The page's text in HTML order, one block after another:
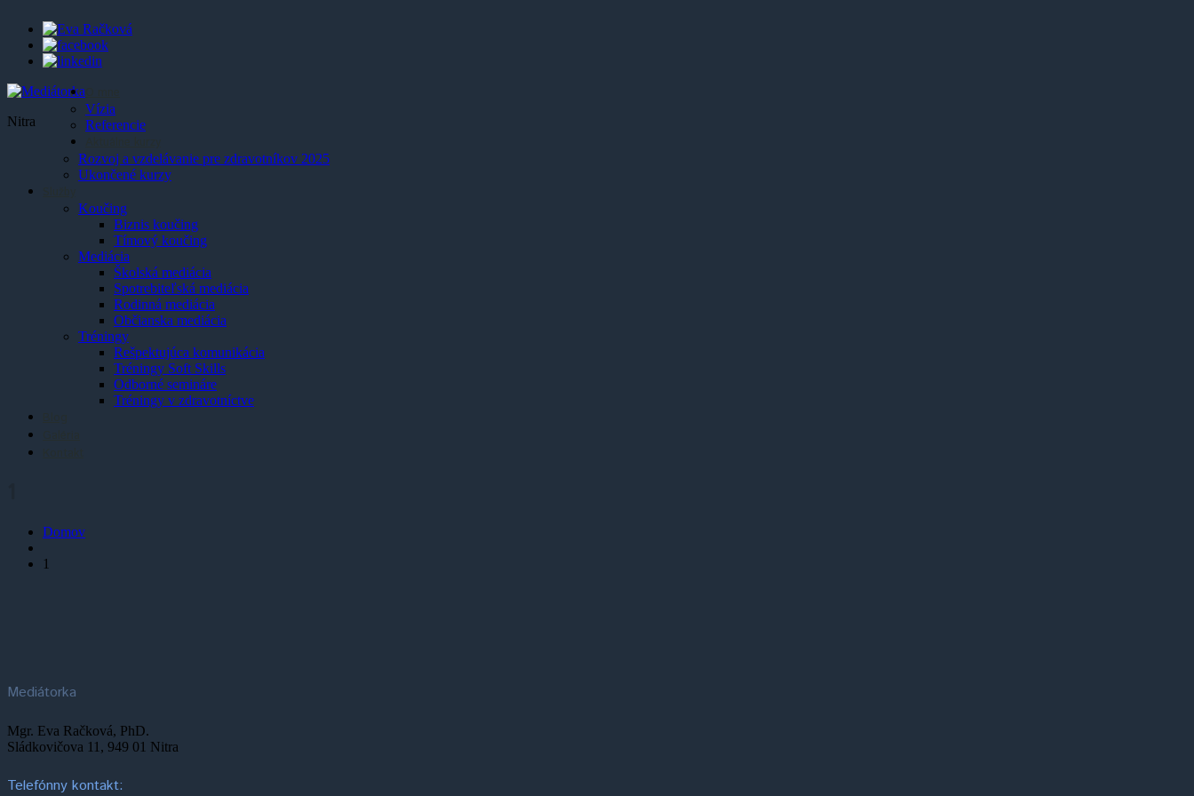
Nitra
Vízia
Referencie
Rozvoj a vzdelávanie pre zdravotníkov 2025
Ukončené kurzy
Koučing
Biznis koučing
Tímový koučing
Mediácia
Školská mediácia
Spotrebiteľská mediácia
Rodinná mediácia
Občianska mediácia
Tréningy
Rešpektujúca komunikácia
Tréningy Soft Skills
Odborné semináre
Tréningy v zdravotníctve
Domov
1
Mediátorka
Mgr. Eva Račková, PhD.
Sládkovičova 11, 949 01 Nitra
Telefónny kontakt: